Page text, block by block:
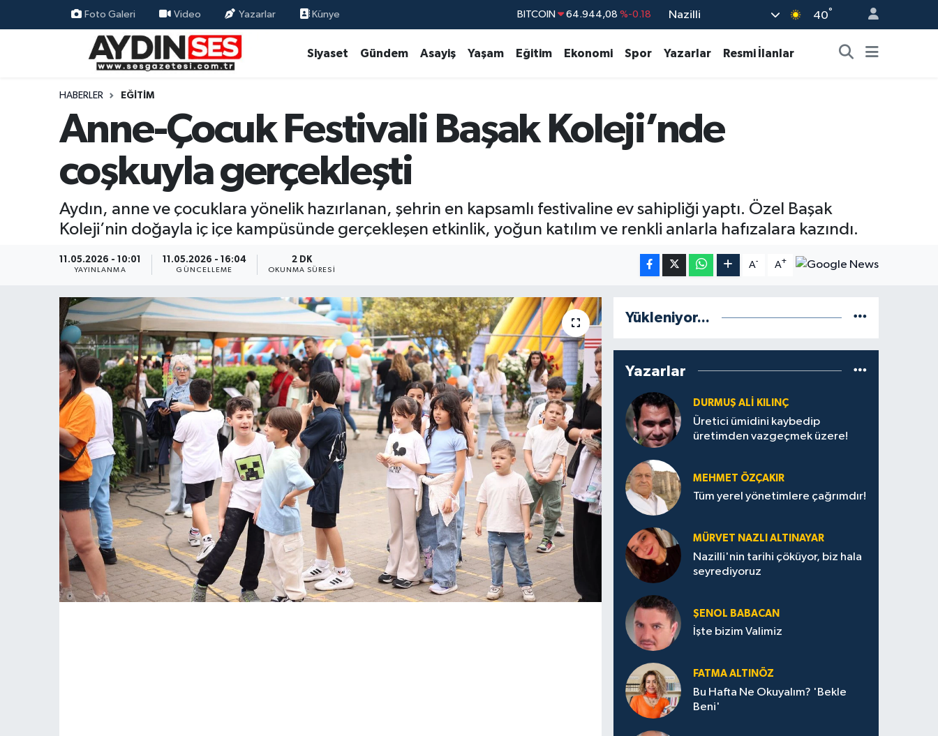
Foto Galeri Video Yazarlar Künye DOLAR 47,7436 %0.18
BİST100 13.779 %-14
BITCOIN 64.944,08 %-0.18
Nazilli 40°
Siyaset Gündem Asayiş Yaşam Eğitim Ekonomi Spor Yazarlar Resmi İlanlar
HABERLER EĞITIM
Anne-Çocuk Festivali Başak Koleji’nde
coşkuyla gerçekleşti
Aydın, anne ve çocuklara yönelik hazırlanan, şehrin en kapsamlı festivaline ev sahipliği yaptı. Özel Başak
Koleji’nin doğayla iç içe kampüsünde gerçekleşen etkinlik, yoğun katılım ve renkli anlarla hafızalara kazındı.
11.05.2026 - 10:01
YAYINLANMA
11.05.2026 - 16:04
GÜNCELLEME
2 DK
OKUNMA SÜRESI
A- A+
Yükleniyor...
Yazarlar
DURMUŞ ALI KILINÇ
Üretici ümidini kaybedip
üretimden vazgeçmek üzere!
MEHMET ÖZÇAKIR
Tüm yerel yönetimlere çağrımdır!
MÜRVET NAZLI ALTINAYAR
Nazilli'nin tarihi çöküyor, biz hala
seyrediyoruz
ŞENOL BABACAN
İşte bizim Valimiz
FATMA ALTINÖZ
Bu Hafta Ne Okuyalım? 'Bekle
Beni'
Siyaset
Eğitim
Kültür Sanat
Spor
Aydın Nöbetçi Eczaneler
Aydın Hava Durumu
Aydin Namaz Vakitleri
Aydın Trafik Yoğunluk Haritası
Süper Lig Puan Durumu ve Fikstür
Tüm Manşetler
Son Dakika Haberleri
Haber Arşivi